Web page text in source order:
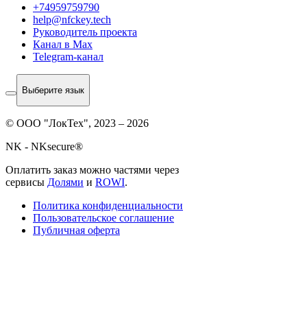
+74959759790
help@nfckey.tech
Руководитель проекта
Канал в Max
Telegram-канал
Выберите язык
© ООО "ЛокТех", 2023 – 2026
NK - NKsecure®
Оплатить заказ можно частями через
сервисы Долями и ROWI.
Политика конфиденциальности
Пользовательское соглашение
Публичная оферта